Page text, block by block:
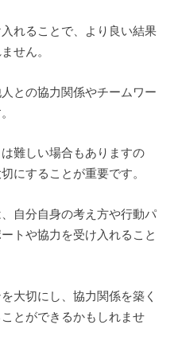
れることで、より良い結果
せん。
との協力関係やチームワー
難しい場合もありますの
にすることが重要です。
自分自身の考え方や行動パ
トや協力を受け入れること
大切にし、協力関係を築く
とができるかもしれませ